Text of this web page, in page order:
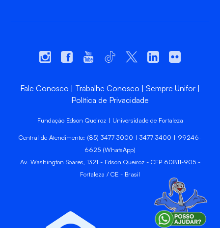
Fale Conosco Trabalhe Conosco
Sempre Unifor
Política de Privacidade
Fundação Edson Queiroz | Universidade de Fortaleza
Central de Atendimento: (85) 3477-3000 | 3477-3400 | 99246-
6625 (WhatsApp)
Av. Washington Soares, 1321 - Edson Queiroz - CEP 60811-905 -
Fortaleza / CE - Brasil